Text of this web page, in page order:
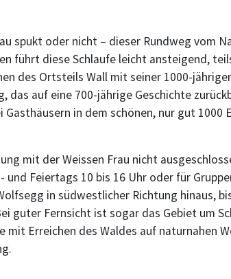
spukt oder nicht – dieser Rundweg vom
führt diese Schlaufe leicht ansteigend,
des Ortsteils Wall mit seiner 1000-
das auf eine 700-jährige Geschichte
in dem schönen, nur gut
mit der Weissen Frau nicht
Feiertags 10 bis 16 Uhr oder für
in südwestlicher Richtung hinaus,
guter Fernsicht ist sogar das Gebiet um
Erreichen des Waldes auf naturnahen